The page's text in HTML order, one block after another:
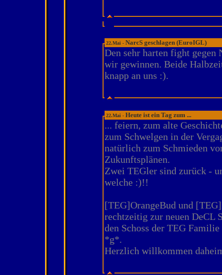
22.Mai - NarcS geschlagen (EuroIGL)
Den sehr harten fight gegen
wir gewinnen. Beide
knapp an uns :).
22.Mai - Heute ist ein Tag zum ...
... feiern, zum alte
zum Schwelgen in der
natürlich zum Schmieden
Zukunftsplänen.
Zwei TEGler sind zurück -
welche :)!!
[TEG]OrangeBud und
rechtzeitig zur neuen DeCL
den Schoss der TEG
*g*.
Herzlich willkommen